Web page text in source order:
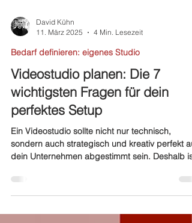
David Kühn
11. März 2025
4 Min. Lesezeit
Bedarf definieren: eigenes Studio
Videostudio planen: Die 7
perfektes Setup